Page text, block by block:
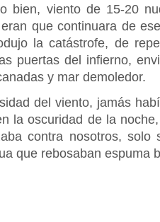
bien, viento de 15-20
que continuara de
la catástrofe, de
puertas del infierno,
y mar demoledor.
del viento, jamás
la oscuridad de la
contra nosotros, solo
que rebosaban espuma